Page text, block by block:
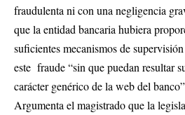
fraudulenta ni con una negligencia
que la entidad bancaria hubiera
suficientes mecanismos de
este fraude “sin que puedan resultar
carácter genérico de la web del
Argumenta el magistrado que la